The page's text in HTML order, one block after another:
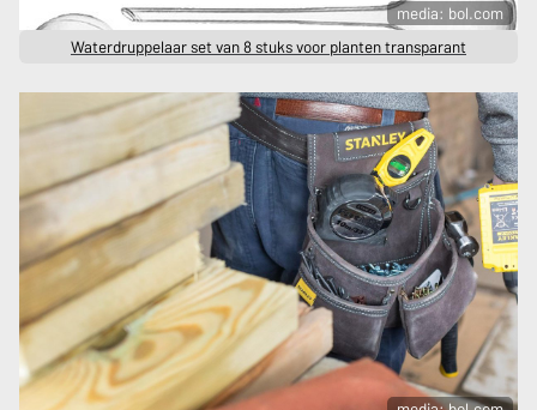
media: bol.com
Waterdruppelaar set van 8 stuks voor planten transparant